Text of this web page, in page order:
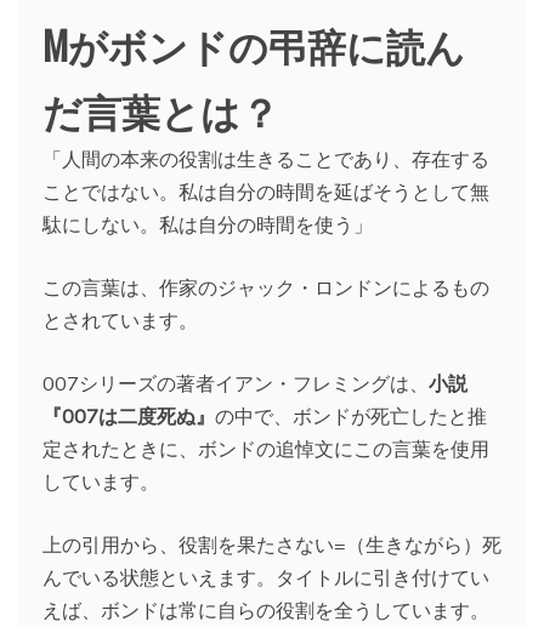
Mがボンドの弔辞に読ん
だ言葉とは？
「人間の本来の役割は生きることであり、存在する
ことではない。私は自分の時間を延ばそうとして無
駄にしない。私は自分の時間を使う」
この言葉は、作家のジャック・ロンドンによるもの
とされています。
007シリーズの著者イアン・フレミングは、 小説
『007は二度死ぬ』 の中で、ボンドが死亡したと推
定されたときに、ボンドの追悼文にこの言葉を使用
しています。
上の引用から、役割を果たさない=（生きながら）死
んでいる状態といえます。タイトルに引き付けてい
えば、ボンドは常に自らの役割を全うしています。